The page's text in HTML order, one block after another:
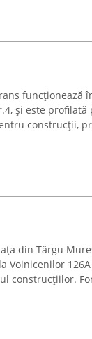
funcționează
și este profilată
construcții,
din Târgu
Voinicenilor
construcțiilor.